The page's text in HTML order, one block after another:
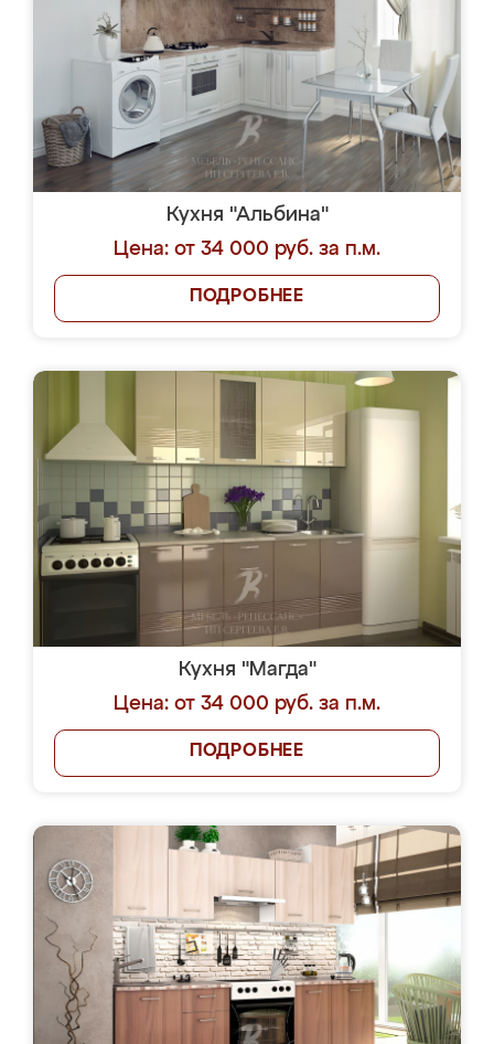
Кухня "Альбина"
Цена: от 34 000 руб. за п.м.
ПОДРОБНЕЕ
Кухня "Магда"
Цена: от 34 000 руб. за п.м.
ПОДРОБНЕЕ